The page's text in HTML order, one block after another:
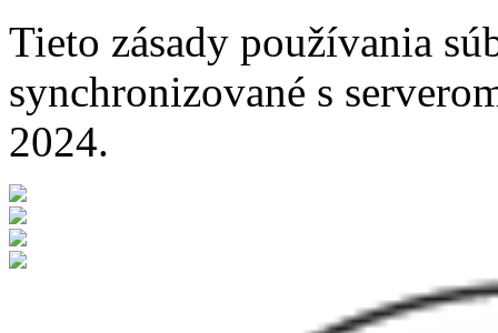
Tieto zásady používania
synchronizované s
2024.